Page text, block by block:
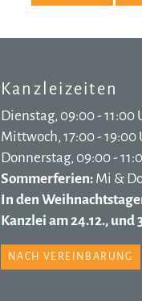
Kanzleizeiten
Dienstag, 09:00 - 11:00
Mittwoch, 17:00 - 19:00
Donnerstag, 09:00 -
Sommerferien: Mi &
In den
Kanzlei am 24.12., und
NACH VEREINBARUNG